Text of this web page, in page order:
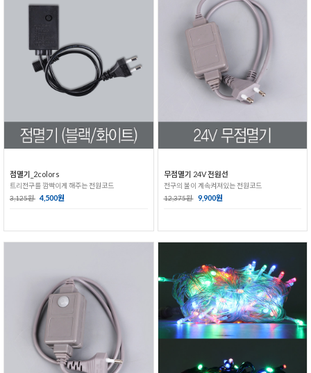
점멸기_2colors
트리전구를 깜빡이게 해주는 전원코드
3,125원 4,500원
무점멸기 24V 전원선
전구의 불이 계속켜져있는 전원코드
12,375원 9,900원